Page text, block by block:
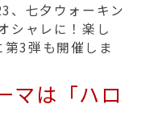
、七夕ウォーキン
シャレに！楽し
3弾も開催しま
マは「ハロ